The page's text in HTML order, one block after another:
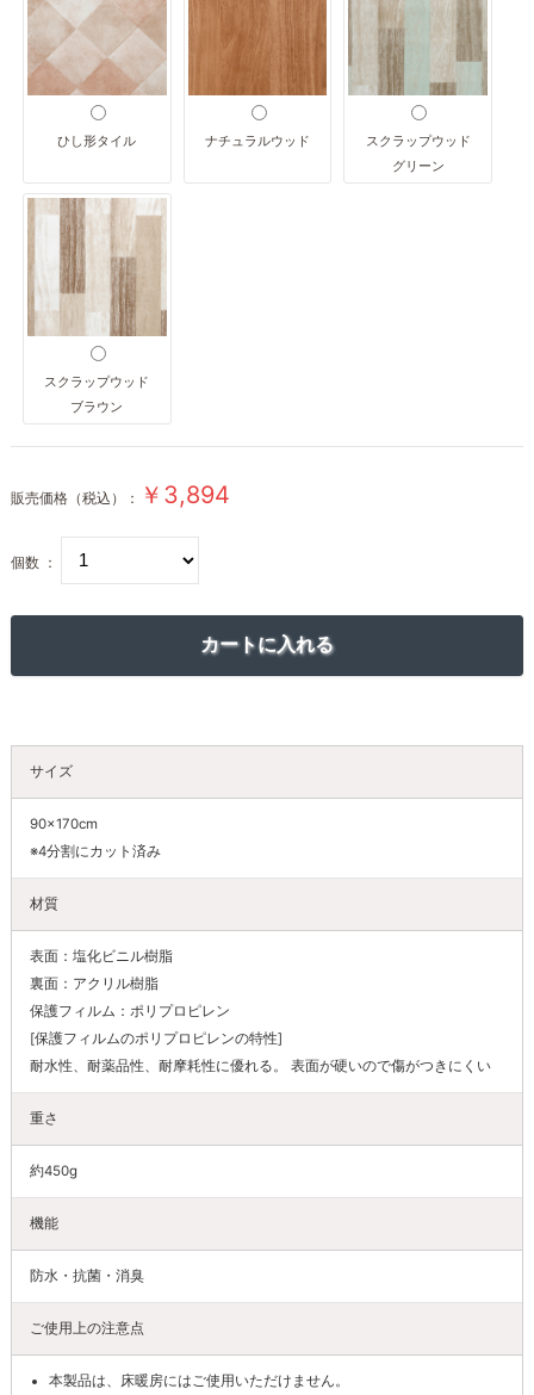
ひし形タイル ナチュラルウッド
スクラップウッド
グリーン
スクラップウッド
ブラウン
販売価格（税込）： ￥3,894
個数 ：
サイズ
90×170cm
※4分割にカット済み
材質
表面：塩化ビニル樹脂
裏面：アクリル樹脂
保護フィルム：ポリプロピレン
[保護フィルムのポリプロピレンの特性]
耐水性、耐薬品性、耐摩耗性に優れる。 表面が硬いので傷がつきにくい
重さ
約450g
機能
防水・抗菌・消臭
ご使用上の注意点
本製品は、床暖房にはご使用いただけません。